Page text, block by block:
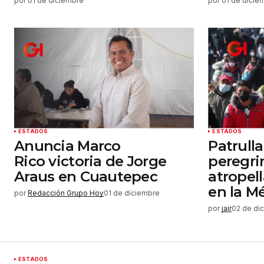
ESTADOS
Anuncia Marco
Rico victoria de Jorge
Araus en Cuautepec
por Redacción Grupo Hoy01 de diciembre
ESTADOS
en la
por jair02 de
ESTADOS